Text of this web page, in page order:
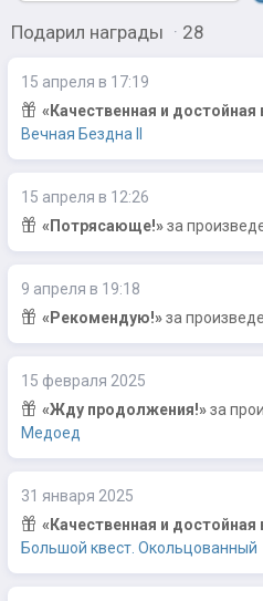
Подарил награды · 28
15 апреля в 17:19
«Качественная и достойная
Вечная Бездна II
15 апреля в 12:26
«Потрясающе!»за
9 апреля в 19:18
«Рекомендую!»за
15 февраля 2025
«Жду продолжения!»за
Медоед
31 января 2025
«Качественная и достойная
Большой квест. Окольцованный